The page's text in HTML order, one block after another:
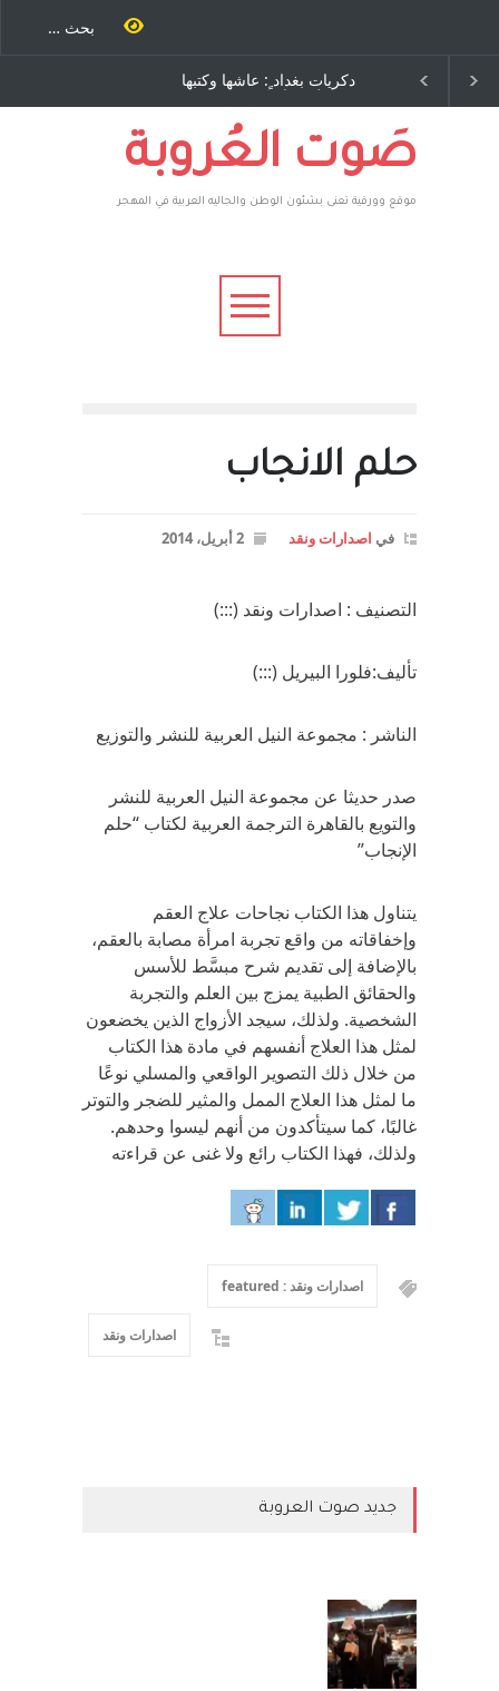
دكريات بغداد ٍ: عاشها وكتبها
:وليد رباح – نيوجرسي –
الولايات المتحدة الامريكية
طاحنة كتب
يوسف يقهر
، فأعطوه
وهم صاغرون،صَوت العُروبة
موقع وورقية تعنى بشئون الوطن والجاليه العربية في المهجر
حلم الانجاب
في اصدارات ونقد 2 أبريل، 2014
التصنيف : اصدارات ونقد (:::)
تأليف:فلورا البيريل (:::)
الناشر : مجموعة النيل العربية للنشر والتوزيع
صدر حديثا عن مجموعة النيل العربية للنشر
والتويع بالقاهرة الترجمة العربية لكتاب “حلم
الإنجاب”
يتناول هذا الكتاب نجاحات علاج العقم
وإخفاقاته من واقع تجربة امرأة مصابة بالعقم،
بالإضافة إلى تقديم شرح مبسَّط للأسس
والحقائق الطبية يمزج بين العلم والتجربة
الشخصية. ولذلك، سيجد الأزواج الذين يخضعون
لمثل هذا العلاج أنفسهم في مادة هذا الكتاب
من خلال ذلك التصوير الواقعي والمسلي نوعًا
ما لمثل هذا العلاج الممل والمثير للضجر والتوتر
غالبًا، كما سيتأكدون من أنهم ليسوا وحدهم.
ولذلك، فهذا الكتاب رائع ولا غنى عن قراءته
اصدارات ونقد : featured
اصدارات ونقد
جديد صوت العروبة